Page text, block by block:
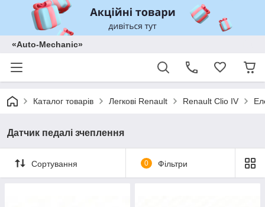
«Auto-Mechanic»
Каталог товарів Легкові Renault Renault Clio IV
Датчик педалі зчеплення
Сортування 0 Фільтри